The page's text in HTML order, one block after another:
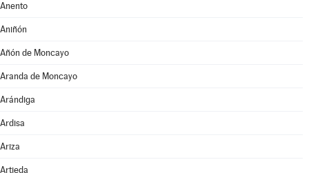
Anento
Aniñón
Añón de Moncayo
Aranda de Moncayo
Arándiga
Ardisa
Ariza
Artieda